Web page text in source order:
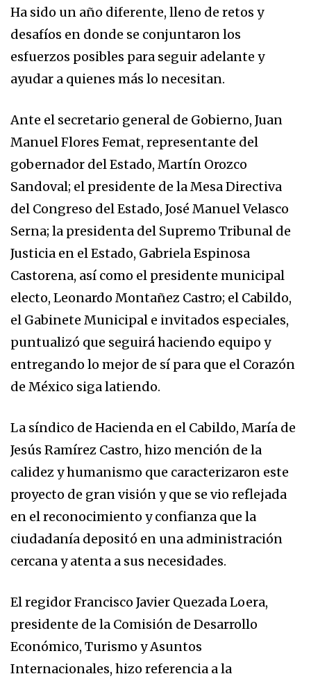
Ha sido un año diferente, lleno de retos y
desafíos en donde se conjuntaron los
esfuerzos posibles para seguir adelante y
ayudar a quienes más lo necesitan.
Ante el secretario general de Gobierno, Juan
Manuel Flores Femat, representante del
gobernador del Estado, Martín Orozco
Sandoval; el presidente de la Mesa Directiva
del Congreso del Estado, José Manuel Velasco
Serna; la presidenta del Supremo Tribunal de
Justicia en el Estado, Gabriela Espinosa
Castorena, así como el presidente municipal
electo, Leonardo Montañez Castro; el Cabildo,
el Gabinete Municipal e invitados especiales,
puntualizó que seguirá haciendo equipo y
entregando lo mejor de sí para que el Corazón
de México siga latiendo.
La síndico de Hacienda en el Cabildo, María de
Jesús Ramírez Castro, hizo mención de la
calidez y humanismo que caracterizaron este
proyecto de gran visión y que se vio reflejada
en el reconocimiento y confianza que la
ciudadanía depositó en una administración
cercana y atenta a sus necesidades.
El regidor Francisco Javier Quezada Loera,
presidente de la Comisión de Desarrollo
Económico, Turismo y Asuntos
Internacionales, hizo referencia a la